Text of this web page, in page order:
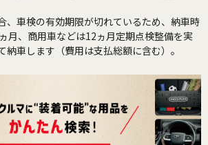
、車検の有効期限が切れているため、納車時
月、商用車などは12ヵ月定期点検整備を実
納車します（費用は支払総額に含む）。